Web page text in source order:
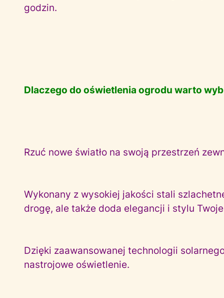
godzin.
Dlaczego do oświetlenia ogrodu warto
Rzuć nowe światło na swoją przestrzeń
Wykonany z wysokiej jakości stali
drogę, ale także doda elegancji i stylu
Dzięki zaawansowanej technologii
nastrojowe oświetlenie.